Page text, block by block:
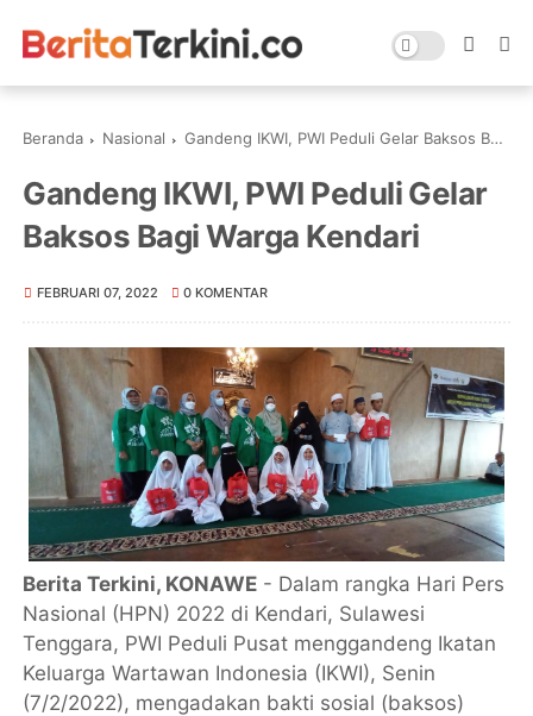
Beranda Nasional Gandeng IKWI, PWI Peduli Gelar Baksos Bagi Warga Kendari
Gandeng IKWI, PWI Peduli Gelar
Baksos Bagi Warga Kendari
FEBRUARI 07, 2022 0 KOMENTAR
Berita Terkini, KONAWE - Dalam rangka Hari Pers
Nasional (HPN) 2022 di Kendari, Sulawesi
Tenggara, PWI Peduli Pusat menggandeng Ikatan
Keluarga Wartawan Indonesia (IKWI), Senin
(7/2/2022), mengadakan bakti sosial (baksos)